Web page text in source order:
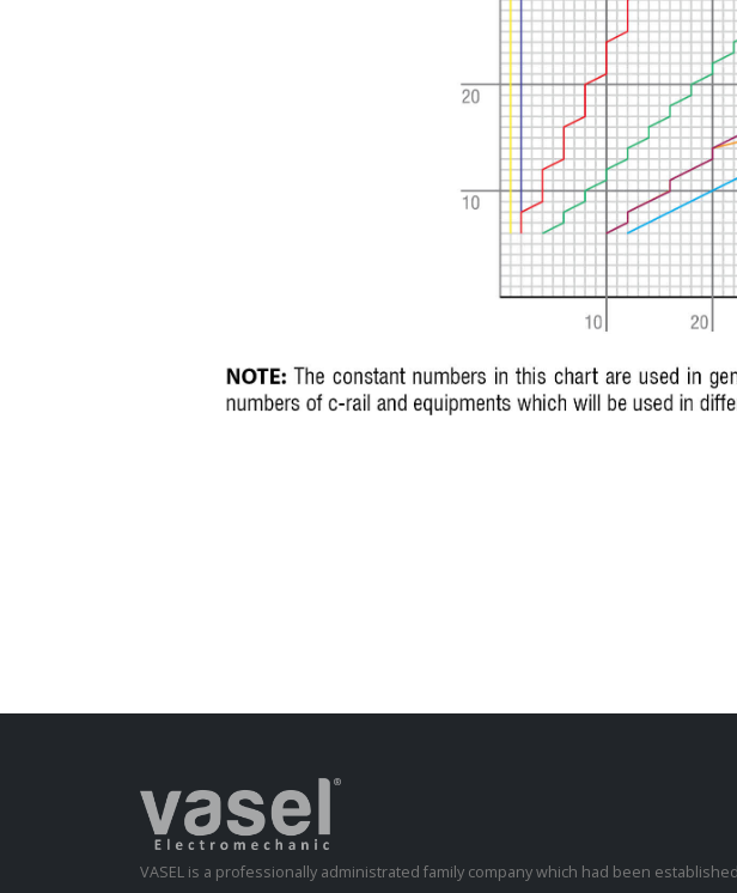
VASEL is a professionally administrated family company which had been